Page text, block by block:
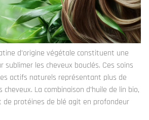
d’origine végétale constituent une
les cheveux bouclés. Ces soins
actifs naturels représentant plus de
La combinaison d’huile de lin bio,
protéines de blé agit en profondeur